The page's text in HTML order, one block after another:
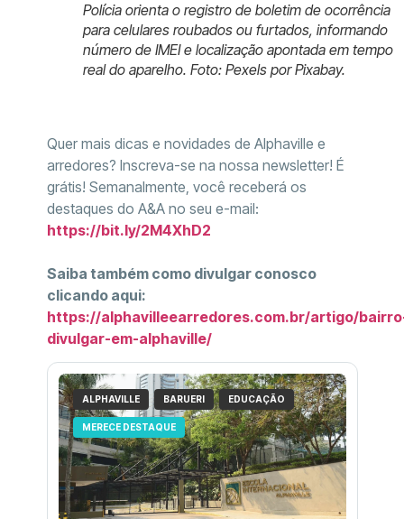
Polícia orienta o registro de boletim de ocorrência
para celulares roubados ou furtados, informando
número de IMEI e localização apontada em tempo
real do aparelho. Foto: Pexels por Pixabay.
Quer mais dicas e novidades de Alphaville e
arredores? Inscreva-se na nossa newsletter! É
grátis! Semanalmente, você receberá os
destaques do A&A no seu e-mail:
https://bit.ly/2M4XhD2
Saiba também como divulgar conosco
clicando aqui:
https://alphavilleearredores.com.br/artigo/
divulgar-em-alphaville/
ALPHAVILLE BARUERI EDUCAÇÃO
MERECE DESTAQUE